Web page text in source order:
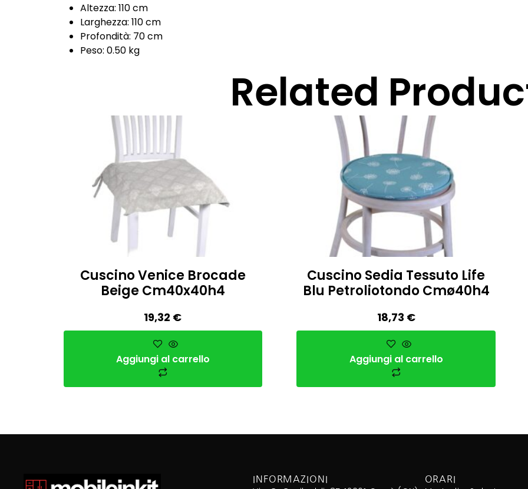
Altezza: 110 cm
Larghezza: 110 cm
Profondità: 70 cm
Peso: 0.50 kg
Related
Cuscino Venice Brocade
Beige Cm40x40h4
19,32 €
Aggiungi al carrello
Cuscino Sedia Tessuto Life
Blu Petroliotondo Cmø40h4
18,73 €
Aggiungi al carrello
INFORMAZIONI ORARI